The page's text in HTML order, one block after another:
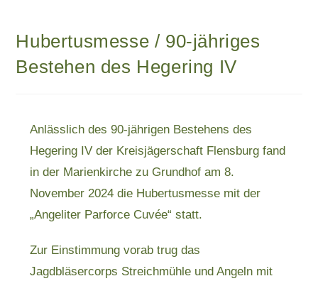
Hubertusmesse / 90-jähriges
Bestehen des Hegering IV
Anlässlich des 90-jährigen Bestehens des
Hegering IV der Kreisjägerschaft Flensburg fand
in der Marienkirche zu Grundhof am 8.
November 2024 die Hubertusmesse mit der
„Angeliter Parforce Cuvée“ statt.
Zur Einstimmung vorab trug das
Jagdbläsercorps Streichmühle und Angeln mit